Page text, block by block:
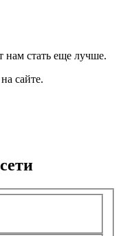
нам стать еще лучше.
сайте.